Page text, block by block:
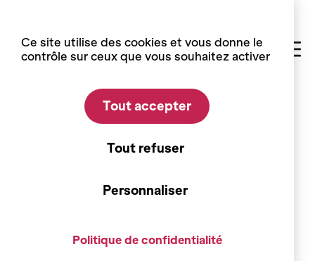
Blog
Les cépages
Bordeaux au coeur des Alpes
Ce site utilise des cookies et vous donne le
contrôle sur ceux que vous souhaitez activer
Tout accepter
Tout refuser
Personnaliser
Politique de confidentialité